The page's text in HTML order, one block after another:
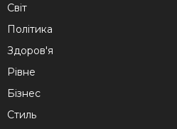
Cвіт
Політика
Здоров'я
Рівне
Бізнес
Стиль